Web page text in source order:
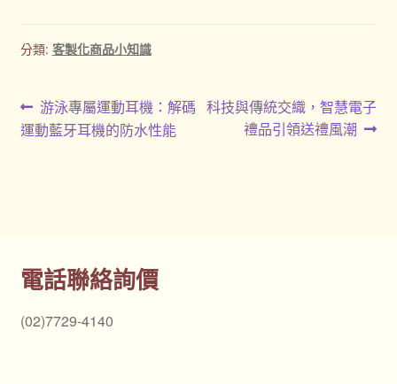
分類: 客製化商品小知識
文
章
上
一
游泳專屬運動耳機：解碼
運動藍牙耳機的防水性能
下
科技與傳統交織，智慧電子
禮品引領送禮風潮
電話聯絡詢價
(02)7729-4140